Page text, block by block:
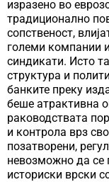
изразено во
традиционално
сопственост,
големи компании
синдикати. Исто
структура и
банките преку
беше атрактивна
раководствата
и контрола врз
позатворени,
невозможно да се
историски врски